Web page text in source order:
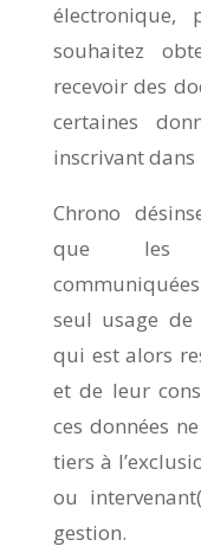
électronique,
souhaitez
recevoir des
certaines
inscrivant dans
Chrono
que les
seul usage de
qui est alors
et de leur
ces données
tiers à
ou
gestion.